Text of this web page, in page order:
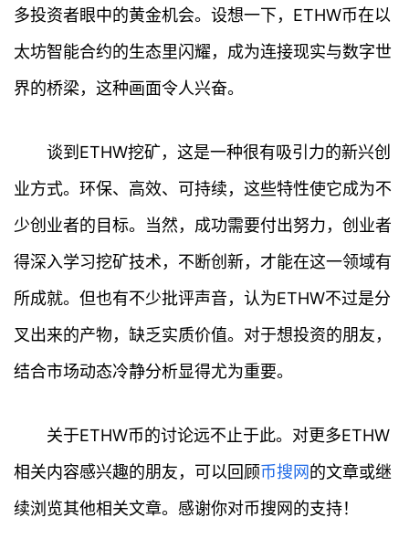
页
快
讯
专
题
百
科
多投资者眼中的黄金机会。设想一下，ETHW币在以
太坊智能合约的生态里闪耀，成为连接现实与数字世
界的桥梁，这种画面令人兴奋。
谈到ETHW挖矿，这是一种很有吸引力的新兴创
业方式。环保、高效、可持续，这些特性使它成为不
少创业者的目标。当然，成功需要付出努力，创业者
得深入学习挖矿技术，不断创新，才能在这一领域有
所成就。但也有不少批评声音，认为ETHW不过是分
叉出来的产物，缺乏实质价值。对于想投资的朋友，
结合市场动态冷静分析显得尤为重要。
关于ETHW币的讨论远不止于此。对更多ETHW
相关内容感兴趣的朋友，可以回顾币搜网的文章或继
续浏览其他相关文章。感谢你对币搜网的支持！